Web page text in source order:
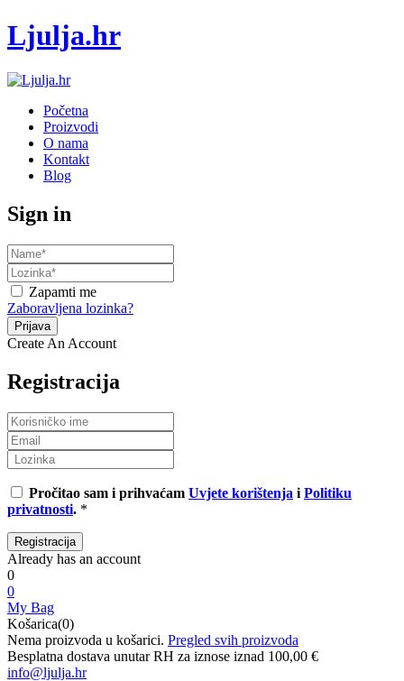
Ljulja.hr
Početna
Proizvodi
O nama
Kontakt
Blog
Sign in
Zapamti me
Zaboravljena lozinka?
Create An Account
Registracija
Pročitao sam i prihvaćam Uvjete korištenja i Politiku
privatnosti. *
Already has an account
0
0
My Bag
Košarica(0)
Nema proizvoda u košarici. Pregled svih proizvoda
Besplatna dostava unutar RH za iznose iznad 100,00 €
info@ljulja.hr